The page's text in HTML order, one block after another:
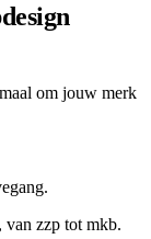
om jouw merk
van zzp tot mkb.